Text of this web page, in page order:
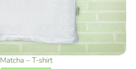
Matcha – T-shirt